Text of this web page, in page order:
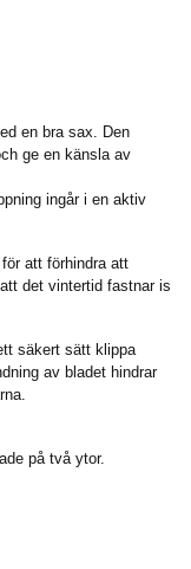
en bra sax. Den
ge en känsla av
ingår i en aktiv
att förhindra att
det vintertid fastnar is
säkert sätt klippa
av bladet hindrar
på två ytor.